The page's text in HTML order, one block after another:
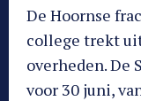
De Hoornse
college trekt
overheden. De
voor 30 juni,